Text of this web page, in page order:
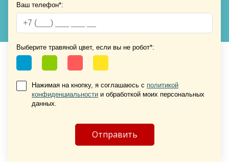
Хочу такую
Хочу такую
Ваш телефон*:
Выберите травяной цвет, если вы не робот*:
Нажимая на кнопку, я соглашаюсь с политикой
конфиденциальности и обработкой моих персональных
данных.